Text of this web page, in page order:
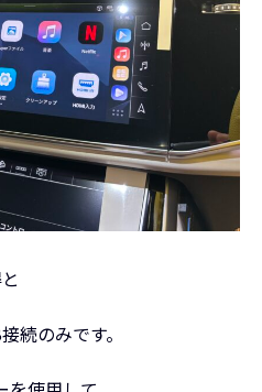
続のみです。